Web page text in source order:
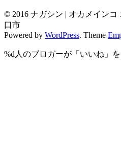
© 2016 ナガシン | オカメインコ
口市
Powered by WordPress. Theme
%d 人のブロガーが「いいね」を